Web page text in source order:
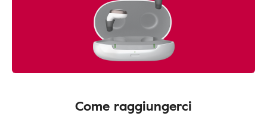
Come raggiungerci